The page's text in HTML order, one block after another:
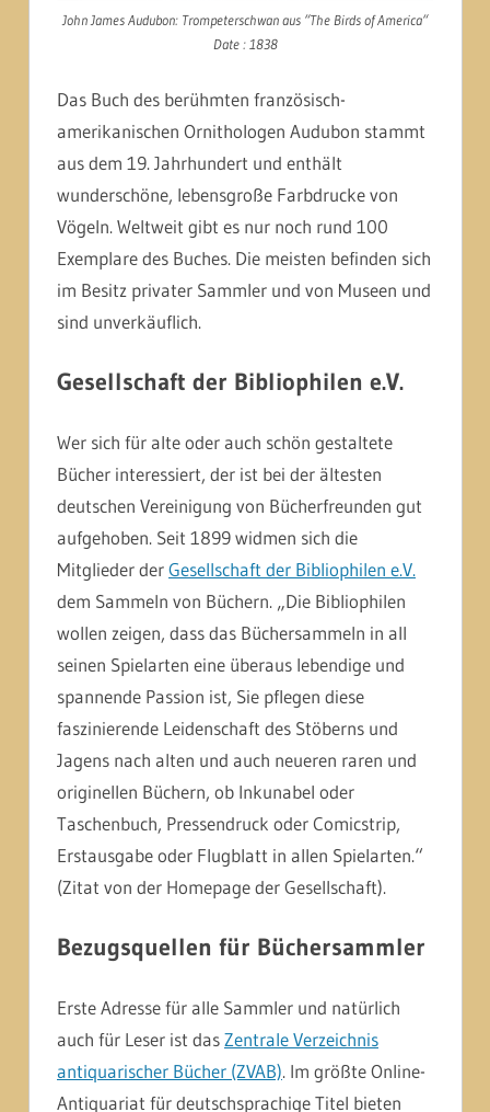
John James Audubon: Trompeterschwan aus “The Birds of America“
Date : 1838
Das Buch des berühmten französisch-
amerikanischen Ornithologen Audubon stammt
aus dem 19. Jahrhundert und enthält
wunderschöne, lebensgroße Farbdrucke von
Vögeln. Weltweit gibt es nur noch rund 100
Exemplare des Buches. Die meisten befinden sich
im Besitz privater Sammler und von Museen und
sind unverkäuflich.
Gesellschaft der Bibliophilen e.V.
Wer sich für alte oder auch schön gestaltete
Bücher interessiert, der ist bei der ältesten
deutschen Vereinigung von Bücherfreunden gut
aufgehoben. Seit 1899 widmen sich die
Mitglieder derGesellschaft der Bibliophilen e.V.
dem Sammeln von Büchern. „Die Bibliophilen
wollen zeigen, dass das Büchersammeln in all
seinen Spielarten eine überaus lebendige und
spannende Passion ist, Sie pflegen diese
faszinierende Leidenschaft des Stöberns und
Jagens nach alten und auch neueren raren und
originellen Büchern, ob Inkunabel oder
Taschenbuch, Pressendruck oder Comicstrip,
Erstausgabe oder Flugblatt in allen Spielarten.“
(Zitat von der Homepage der Gesellschaft).
Bezugsquellen für Büchersammler
Erste Adresse für alle Sammler und natürlich
auch für Leser ist dasZentrale Verzeichnis
antiquarischer Bücher (ZVAB). Im größte Online-
Antiquariat für deutschsprachige Titel bieten